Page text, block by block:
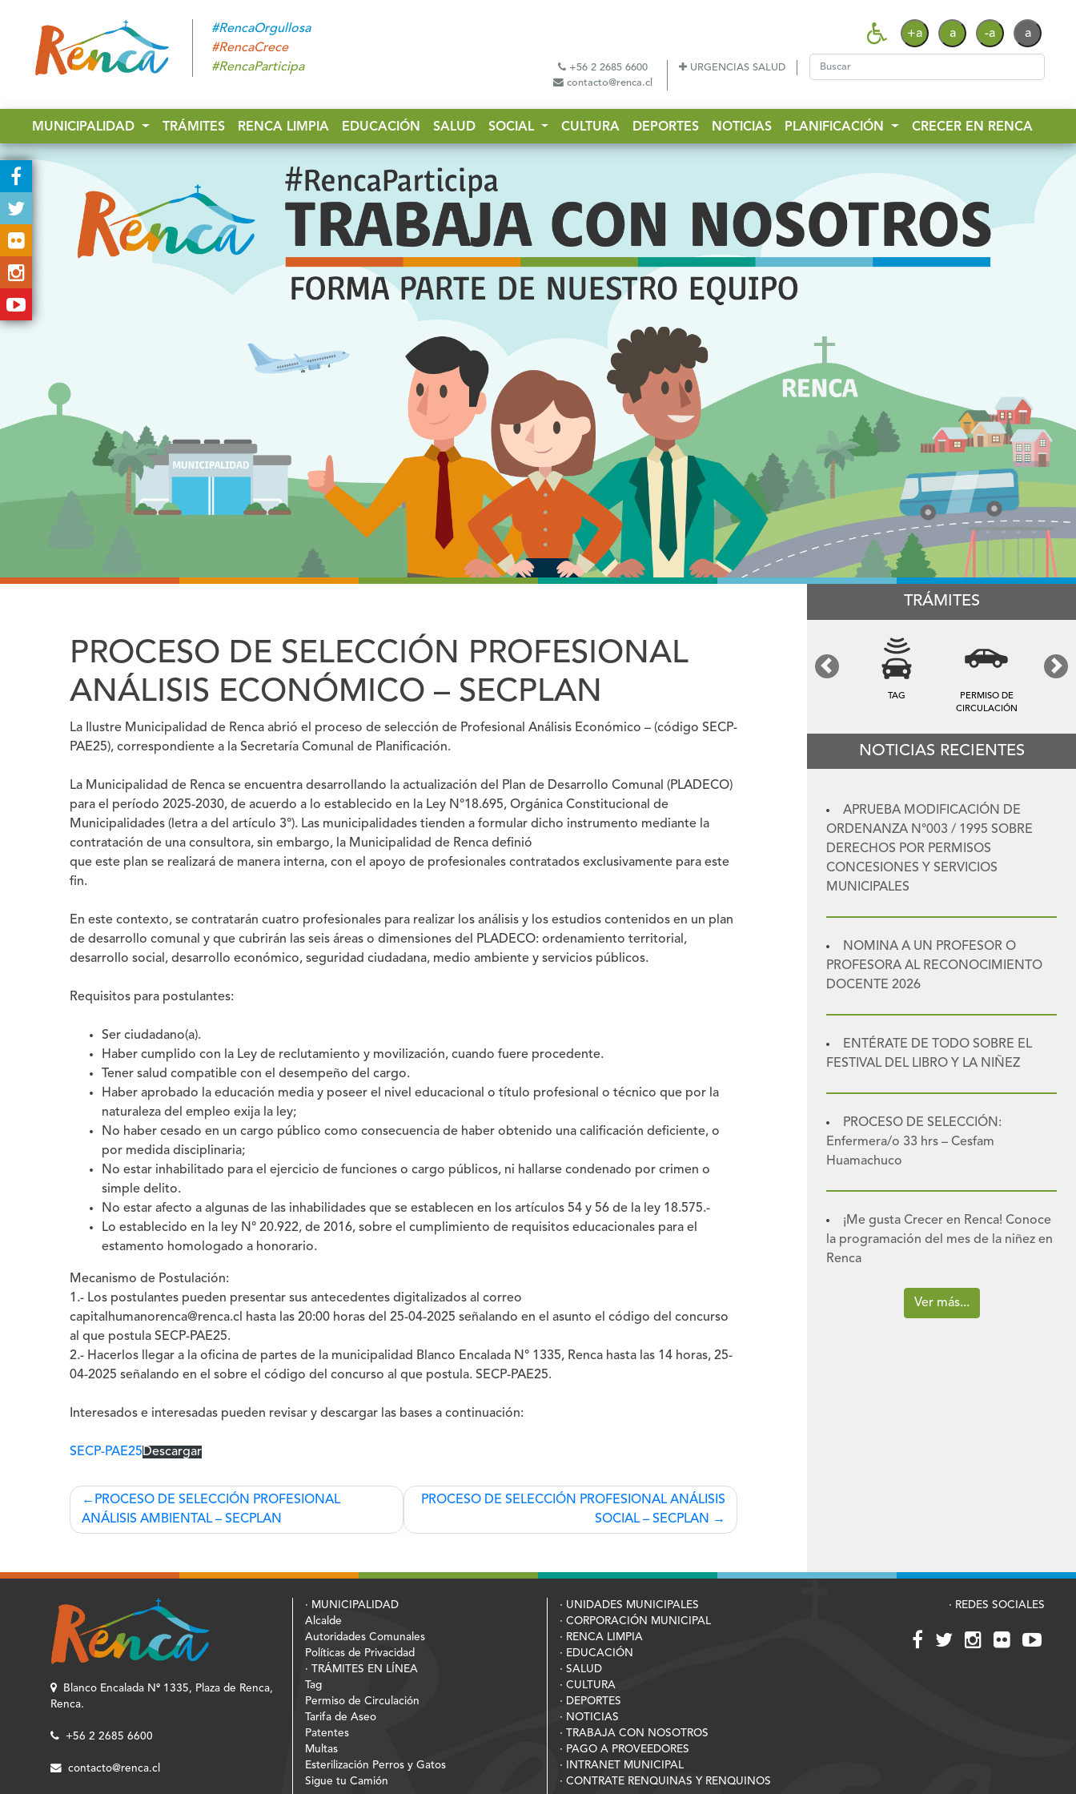
#RencaOrgullosa
#RencaCrece
#RencaParticipa
+a a -a a
+56 2 2685 6600
contacto@renca.cl
URGENCIAS SALUD
MUNICIPALIDAD TRÁMITES RENCA LIMPIA EDUCACIÓN SALUD SOCIAL CULTURA DEPORTES NOTICIAS PLANIFICACIÓN CRECER EN RENCA
PROCESO DE SELECCIÓN PROFESIONAL
ANÁLISIS ECONÓMICO – SECPLAN
La Ilustre Municipalidad de Renca abrió el proceso de selección de Profesional Análisis Económico – (código SECP-
PAE25), correspondiente a la Secretaría Comunal de Planificación.
La Municipalidad de Renca se encuentra desarrollando la actualización del Plan de Desarrollo Comunal (PLADECO)
para el período 2025-2030, de acuerdo a lo establecido en la Ley N°18.695, Orgánica Constitucional de
Municipalidades (letra a del artículo 3°). Las municipalidades tienden a formular dicho instrumento mediante la
contratación de una consultora, sin embargo, la Municipalidad de Renca definió
que este plan se realizará de manera interna, con el apoyo de profesionales contratados exclusivamente para este
fin.
En este contexto, se contratarán cuatro profesionales para realizar los análisis y los estudios contenidos en un plan
de desarrollo comunal y que cubrirán las seis áreas o dimensiones del PLADECO: ordenamiento territorial,
desarrollo social, desarrollo económico, seguridad ciudadana, medio ambiente y servicios públicos.
Requisitos para postulantes:
Ser ciudadano(a).
Haber cumplido con la Ley de reclutamiento y movilización, cuando fuere procedente.
Tener salud compatible con el desempeño del cargo.
Haber aprobado la educación media y poseer el nivel educacional o título profesional o técnico que por la
naturaleza del empleo exija la ley;
No haber cesado en un cargo público como consecuencia de haber obtenido una calificación deficiente, o
por medida disciplinaria;
No estar inhabilitado para el ejercicio de funciones o cargo públicos, ni hallarse condenado por crimen o
simple delito.
No estar afecto a algunas de las inhabilidades que se establecen en los artículos 54 y 56 de la ley 18.575.-
Lo establecido en la ley N° 20.922, de 2016, sobre el cumplimiento de requisitos educacionales para el
estamento homologado a honorario.
Mecanismo de Postulación:
1.- Los postulantes pueden presentar sus antecedentes digitalizados al correo
capitalhumanorenca@renca.cl hasta las 20:00 horas del 25-04-2025 señalando en el asunto el código del concurso
al que postula SECP-PAE25.
2.- Hacerlos llegar a la oficina de partes de la municipalidad Blanco Encalada N° 1335, Renca hasta las 14 horas, 25-
04-2025 señalando en el sobre el código del concurso al que postula. SECP-PAE25.
Interesados e interesadas pueden revisar y descargar las bases a continuación:
SECP-PAE25Descargar
Navegación
de
PROCESO DE SELECCIÓN PROFESIONAL
ANÁLISIS AMBIENTAL – SECPLAN
PROCESO DE SELECCIÓN PROFESIONAL ANÁLISIS
SOCIAL – SECPLAN
TRÁMITES
TAG
PERMISO DE
CIRCULACIÓN
Previous Next
NOTICIAS RECIENTES
APRUEBA MODIFICACIÓN DE
ORDENANZA N°003 / 1995 SOBRE
DERECHOS POR PERMISOS
CONCESIONES Y SERVICIOS
MUNICIPALES
NOMINA A UN PROFESOR O
PROFESORA AL RECONOCIMIENTO
DOCENTE 2026
ENTÉRATE DE TODO SOBRE EL
FESTIVAL DEL LIBRO Y LA NIÑEZ
PROCESO DE SELECCIÓN:
Enfermera/o 33 hrs – Cesfam
Huamachuco
¡Me gusta Crecer en Renca! Conoce
la programación del mes de la niñez en
Renca
Ver más...
Blanco Encalada Nº 1335, Plaza de Renca,
Renca.
+56 2 2685 6600
contacto@renca.cl
· MUNICIPALIDAD
Alcalde
Autoridades Comunales
Políticas de Privacidad
· TRÁMITES EN LÍNEA
Tag
Permiso de Circulación
Tarifa de Aseo
Patentes
Multas
Esterilización Perros y Gatos
Sigue tu Camión
· UNIDADES MUNICIPALES
· CORPORACIÓN MUNICIPAL
· RENCA LIMPIA
· EDUCACIÓN
· SALUD
· CULTURA
· DEPORTES
· NOTICIAS
· TRABAJA CON NOSOTROS
· PAGO A PROVEEDORES
· INTRANET MUNICIPAL
· CONTRATE RENQUINAS Y RENQUINOS
· REDES SOCIALES